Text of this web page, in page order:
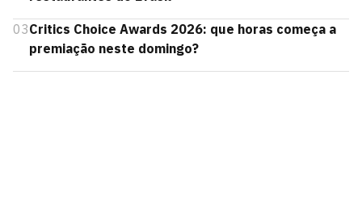
03Critics Choice Awards 2026: que horas começa a
premiação neste domingo?